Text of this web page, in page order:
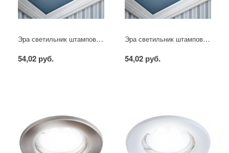
Эра светильник штампованный MR16 хром
54,02 руб.
Эра светильник штампованный MR16 золото
54,02 руб.